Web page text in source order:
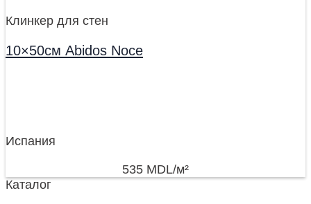
Клинкер для стен
10×50см Abidos Noce
Испания
535 MDL/м²
Каталог